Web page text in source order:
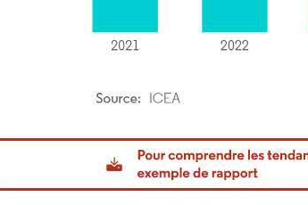
Image © Mordor Intelligence. La réutilisation nécessite une